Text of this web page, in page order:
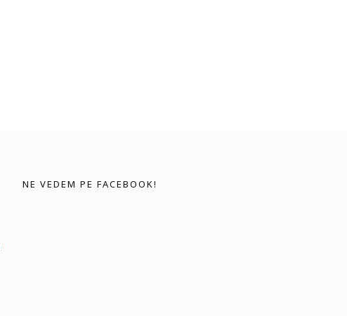
NE VEDEM PE FACEBOOK!